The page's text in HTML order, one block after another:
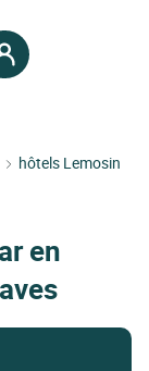
hôtels Lemosin
en